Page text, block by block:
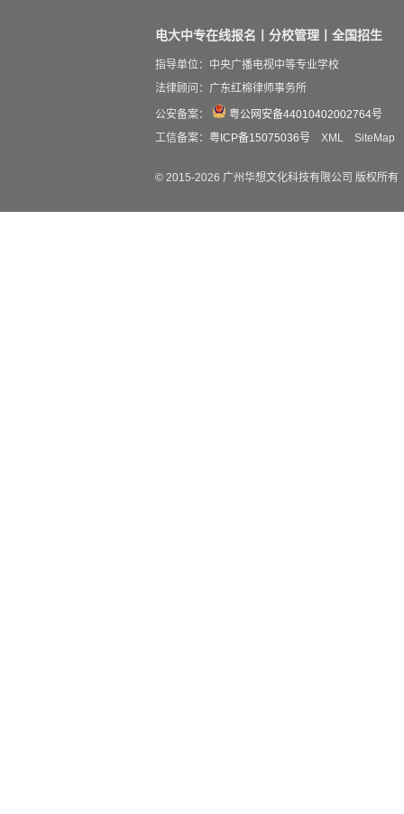
电大中专在线报名丨分校管理丨全国招生
指导单位：中央广播电视中等专业学校
法律顾问：广东红棉律师事务所
公安备案：
粤公网安备44010402002764号
工信备案： 粤ICP备15075036号 XML SiteMap
© 2015-2026 广州华想文化科技有限公司 版权所有